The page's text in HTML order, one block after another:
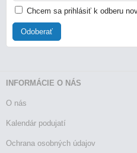
Chcem sa prihlásiť k odberu
Odoberať
INFORMÁCIE O NÁS
O nás
Kalendár podujatí
Ochrana osobných údajov